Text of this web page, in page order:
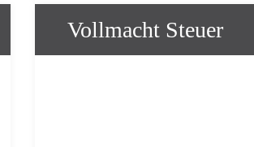
Vollmacht Steuer